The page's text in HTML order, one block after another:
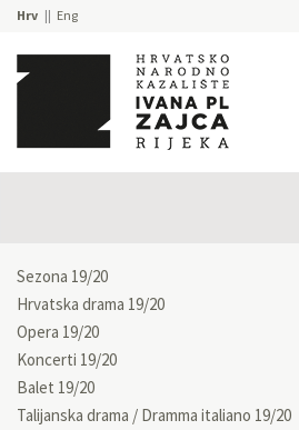
Hrv Eng
Sezona 19/20
Hrvatska drama 19/20
Opera 19/20
Koncerti 19/20
Balet 19/20
Talijanska drama / Dramma italiano 19/20